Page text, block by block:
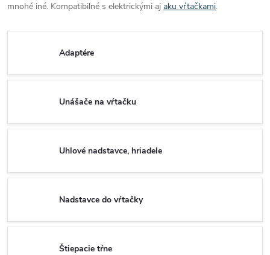
mnohé iné. Kompatibilné s elektrickými aj aku vŕtačkami.
Adaptére
Unášače na vŕtačku
Uhlové nadstavce, hriadele
Nadstavce do vŕtačky
Štiepacie tŕne